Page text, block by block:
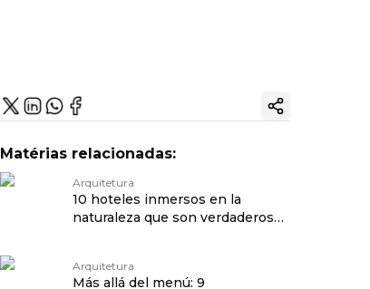
Copiar enlace
Matérias relacionadas:
Arquitetura
10 hoteles inmersos en la
naturaleza que son verdaderos
Arquitetura
Más allá del menú: 9